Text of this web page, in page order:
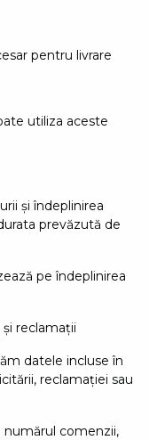
pentru livrare
utiliza aceste
și îndeplinirea
prevăzută de
pe îndeplinirea
reclamații
datele incluse în
reclamației sau
comenzii,